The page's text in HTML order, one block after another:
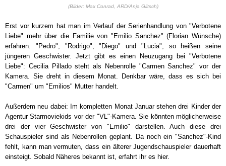
(Bilder: Max Conrad, ARD/Anja Glitsch)
Erst vor kurzem hat man im Verlauf der Serienhandlung von "Verbotene
Liebe" mehr über die Familie von "Emilio Sanchez" (Florian Wünsche)
erfahren. "Pedro", "Rodrigo", "Diego" und "Lucia", so heißen seine
jüngeren Geschwister. Jetzt gibt es einen Neuzugang bei "Verbotene
Liebe": Cecilia Pillado steht als Nebenrolle "Carmen Sanchez" vor der
Kamera. Sie dreht in diesem Monat. Denkbar wäre, dass es sich bei
"Carmen" um "Emilios" Mutter handelt.
Außerdem neu dabei: Im kompletten Monat Januar stehen drei Kinder der
Agentur Starmoviekids vor der "VL"-Kamera. Sie könnten möglicherweise
drei der vier Geschwister von "Emilio" darstellen. Auch diese drei
Schauspieler sind als Nebenrollen geplant. Da noch ein "Sanchez"-Kind
fehlt, kann man vermuten, dass ein älterer Jugendschauspieler dauerhaft
einsteigt. Sobald Näheres bekannt ist, erfahrt ihr es hier.